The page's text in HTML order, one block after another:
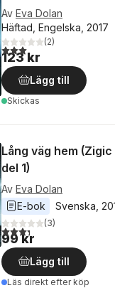
Av Eva Dolan
Häftad, Engelska, 2017
3,0utav 5 stjärnor. Totalt
(2)
123 kr
Lägg till
Skickas
Lång väg hem
del 1)
Av Eva Dolan
E-bok
Svenska
3,3utav 5 stjärnor. Totalt
(3)
99 kr
Lägg till
Läs direkt efter köp